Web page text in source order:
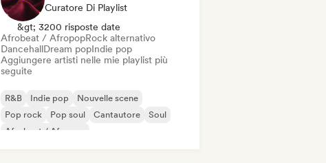
Curatore Di Playlist
&gt; 3200 risposte date
Afrobeat / AfropopRock alternativo
DancehallDream popIndie pop
Aggiungere artisti nelle mie playlist più
seguite
R&B Indie pop
Nouvelle scene
Pop rock
Pop soul Cantautore
Soul
Afrobeat / Afropop